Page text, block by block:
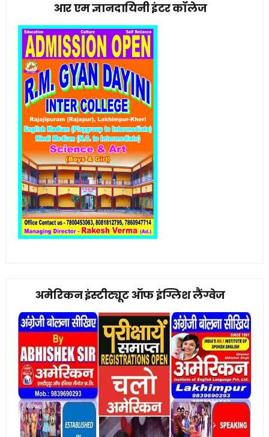
आर एम ज्ञानदायिनी इंटर कॉलेज
अमेरिकन इंस्टीट्यूट ऑफ इंग्लिश लैंग्वेज